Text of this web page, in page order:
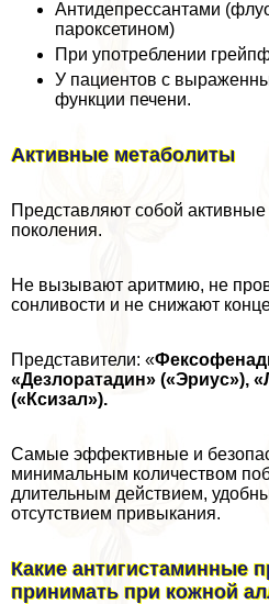
Антидепрессантами
пароксетином)
При употрeблении
У пациентов с
функции печени.
Активные метаболиты
Представляют собой
поколения.
Не вызывают аритмию, не
сонливости и не снижают
Представители: «
«Дезлоратадин» («Эриус»),
(«Ксизал»).
Самые эффективные и
минимальным количеством
длительным действием,
отсутствием привыкания.
Какие антигистаминные
принимать при кожной